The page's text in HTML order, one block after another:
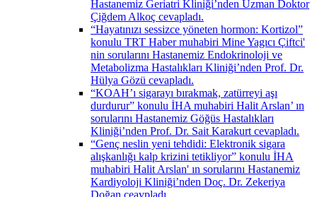
Hastanemiz Geriatri Kliniği’nden Uzman Doktor
Çiğdem Alkoç cevapladı.
“Hayatınızı sessizce yöneten hormon: Kortizol”
konulu TRT Haber muhabiri Mine Yagıcı Çiftci'
nin sorularını Hastanemiz Endokrinoloji ve
Metabolizma Hastalıkları Kliniği’nden Prof. Dr.
Hülya Gözü cevapladı.
“KOAH’ı sigarayı bırakmak, zatürreyi aşı
durdurur” konulu İHA muhabiri Halit Arslan’ ın
sorularını Hastanemiz Göğüs Hastalıkları
Kliniği’nden Prof. Dr. Sait Karakurt cevapladı.
“Genç neslin yeni tehdidi: Elektronik sigara
alışkanlığı kalp krizini tetikliyor” konulu İHA
muhabiri Halit Arslan' ın sorularını Hastanemiz
Kardiyoloji Kliniği’nden Doç. Dr. Zekeriya
Doğan ceavpladı.